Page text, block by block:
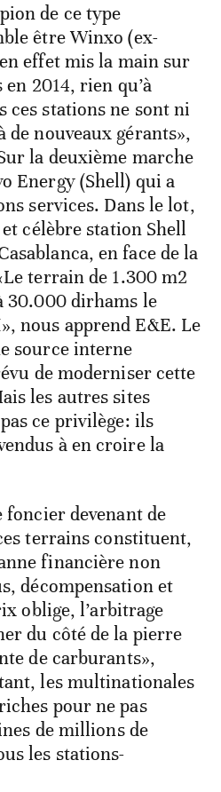
de ce type
être Winxo (ex-
effet mis la main sur
2014, rien qu’à
ces stations ne sont ni
de nouveaux gérants»,
la deuxième marche
Energy (Shell) qui a
services. Dans le lot,
célèbre station Shell
en face de la
terrain de 1.300 m2
30.000 dirhams le
nous apprend E&E. Le
source interne
de moderniser cette
les autres sites
ce privilège: ils
à en croire la
foncier devenant de
terrains constituent,
financière non
décompensation et
oblige, l’arbitrage
du côté de la pierre
de carburants»,
les multinationales
pour ne pas
de millions de
les stations-